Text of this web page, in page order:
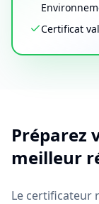
Certificat
Préparez
meilleur
Le certificateur